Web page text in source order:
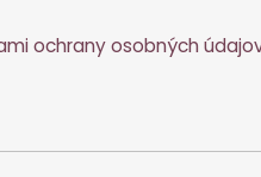
ochrany osobných